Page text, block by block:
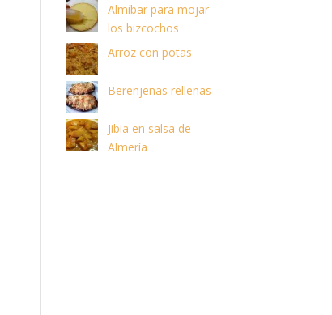
Almíbar para mojar
los bizcochos
Arroz con potas
Berenjenas rellenas
Jibia en salsa de
Almería